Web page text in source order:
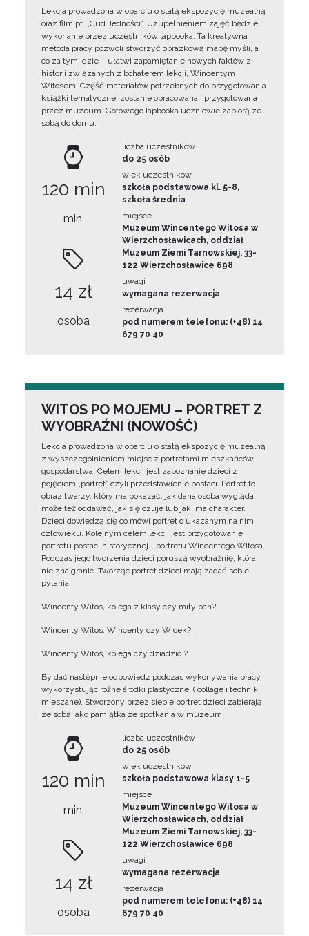
Lekcja prowadzona w oparciu o stałą ekspozycję muzealną
oraz film pt. „Cud Jedności”. Uzupełnieniem zajęć będzie
wykonanie przez uczestników lapbooka. Ta kreatywna
metoda pracy pozwoli stworzyć obrazkową mapę myśli, a
co za tym idzie – ułatwi zapamiętanie nowych faktów z
historii związanych z bohaterem lekcji, Wincentym
Witosem. Część materiałów potrzebnych do przygotowania
książki tematycznej zostanie opracowana i przygotowana
przez muzeum. Gotowego lapbooka uczniowie zabiorą ze
sobą do domu.
120 min
min.
14 zł
osoba
liczba uczestników
do 25 osób
wiek uczestników
szkoła podstawowa kl. 5-8,
szkoła średnia
miejsce
Muzeum Wincentego Witosa w
Wierzchosławicach, oddział
Muzeum Ziemi Tarnowskiej, 33-
122 Wierzchosławice 698
uwagi
wymagana rezerwacja
rezerwacja
pod numerem telefonu: (+48) 14
679 70 40
WITOS PO MOJEMU – PORTRET Z
WYOBRAŹNI (NOWOŚĆ)
Lekcja prowadzona w oparciu o stałą ekspozycję muzealną
z wyszczególnieniem miejsc z portretami mieszkańców
gospodarstwa. Celem lekcji jest zapoznanie dzieci z
pojęciem „portret” czyli przedstawienie postaci. Portret to
obraz twarzy, który ma pokazać, jak dana osoba wygląda i
może też oddawać, jak się czuje lub jaki ma charakter.
Dzieci dowiedzą się co mówi portret o ukazanym na nim
człowieku. Kolejnym celem lekcji jest przygotowanie
portretu postaci historycznej - portretu Wincentego Witosa.
Podczas jego tworzenia dzieci poruszą wyobraźnię, która
nie zna granic. Tworząc portret dzieci mają zadać sobie
pytania:
Wincenty Witos, kolega z klasy czy miły pan?
Wincenty Witos, Wincenty czy Wicek?
Wincenty Witos, kolega czy dziadzio ?
By dać następnie odpowiedz podczas wykonywania pracy,
wykorzystując różne środki plastyczne, ( collage i techniki
mieszane). Stworzony przez siebie portret dzieci zabierają
ze sobą jako pamiątka ze spotkania w muzeum.
120 min
min.
14 zł
osoba
liczba uczestników
do 25 osób
wiek uczestników
szkoła podstawowa klasy 1-5
miejsce
Muzeum Wincentego Witosa w
Wierzchosławicach, oddział
Muzeum Ziemi Tarnowskiej, 33-
122 Wierzchosławice 698
uwagi
wymagana rezerwacja
rezerwacja
pod numerem telefonu: (+48) 14
679 70 40